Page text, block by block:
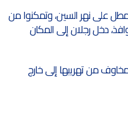
على نهر السين، وتمكنوا من
دخل رجلان إلى المكان
من تهريبها إلى خارج